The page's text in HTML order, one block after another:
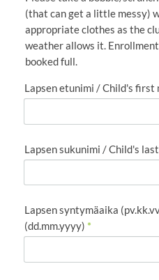
(that can get a little messy)
appropriate clothes as the
weather allows it.
booked full.
Lapsen etunimi / Child's first
Lapsen sukunimi / Child's
Lapsen syntymäaika
(dd.mm.yyyy) *